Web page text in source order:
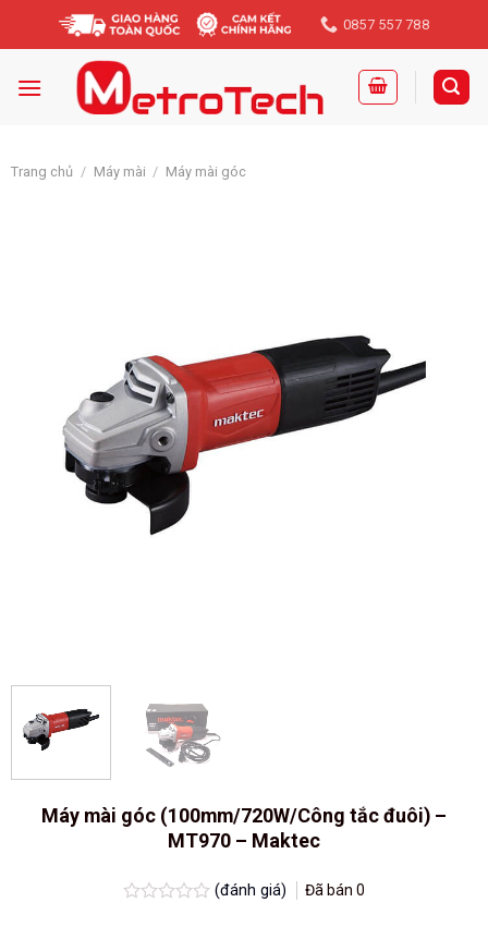
0857 557 788
Trang chủ / Máy mài / Máy mài góc
Máy mài góc (100mm/720W/Công tắc đuôi) –
MT970 – Maktec
(đánh giá) Đã bán0